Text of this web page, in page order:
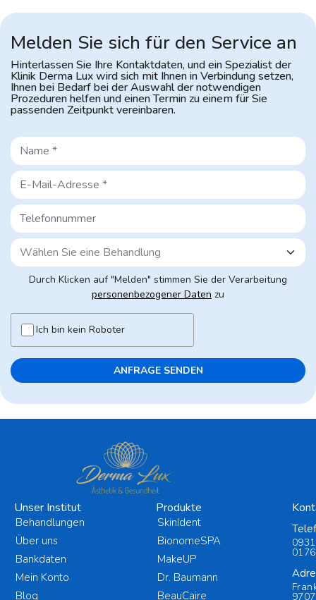
Melden Sie sich für den Service an
Hinterlassen Sie Ihre Kontaktdaten, und ein Spezialist der
Klinik Derma Luxwird sich mit Ihnen in Verbindung setzen,
Ihnen bei Bedarf bei der Auswahlder notwendigen
Prozeduren helfen und einen Termin zu einem für Sie
passenden Zeitpunkt vereinbaren.
Durch Klicken auf "Melden" stimmen Sie der Verarbeitung
personenbezogener Daten zu
Ich bin kein Roboter
Unser Institut
Behandlungen
Über uns
Bankdaten
Mein Konto
Blog
Produkte
SkinIdent
BionomeSPA
MakeUP
Dr. Baumann
BeauCaire